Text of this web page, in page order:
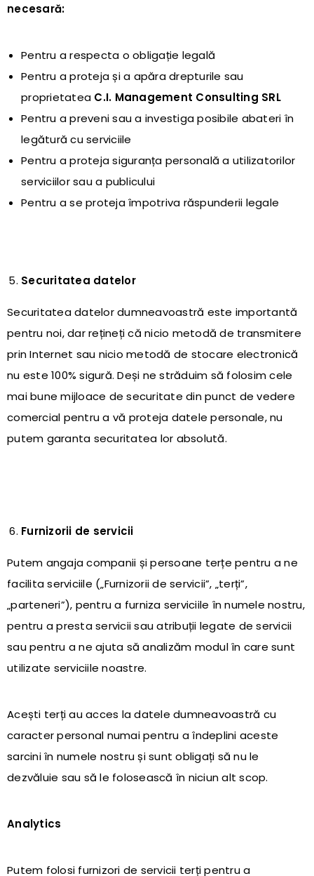
necesară:
Pentru a respecta o obligație legală
Pentru a proteja și a apăra drepturile sau
proprietatea C.I. Management Consulting SRL
Pentru a preveni sau a investiga posibile abateri în
legătură cu serviciile
Pentru a proteja siguranța personală a utilizatorilor
serviciilor sau a publicului
Pentru a se proteja împotriva răspunderii legale
Securitatea datelor
Securitatea datelor dumneavoastră este importantă
pentru noi, dar rețineți că nicio metodă de transmitere
prin Internet sau nicio metodă de stocare electronică
nu este 100% sigură. Deși ne străduim să folosim cele
mai bune mijloace de securitate din punct de vedere
comercial pentru a vă proteja datele personale, nu
putem garanta securitatea lor absolută.
Furnizorii de servicii
Putem angaja companii și persoane terțe pentru a ne
facilita serviciile („Furnizorii de servicii”, „terți”,
„parteneri”), pentru a furniza serviciile în numele nostru,
pentru a presta servicii sau atribuții legate de servicii
sau pentru a ne ajuta să analizăm modul în care sunt
utilizate serviciile noastre.
Acești terți au acces la datele dumneavoastră cu
caracter personal numai pentru a îndeplini aceste
sarcini în numele nostru și sunt obligați să nu le
dezvăluie sau să le folosească în niciun alt scop.
Analytics
Putem folosi furnizori de servicii terți pentru a